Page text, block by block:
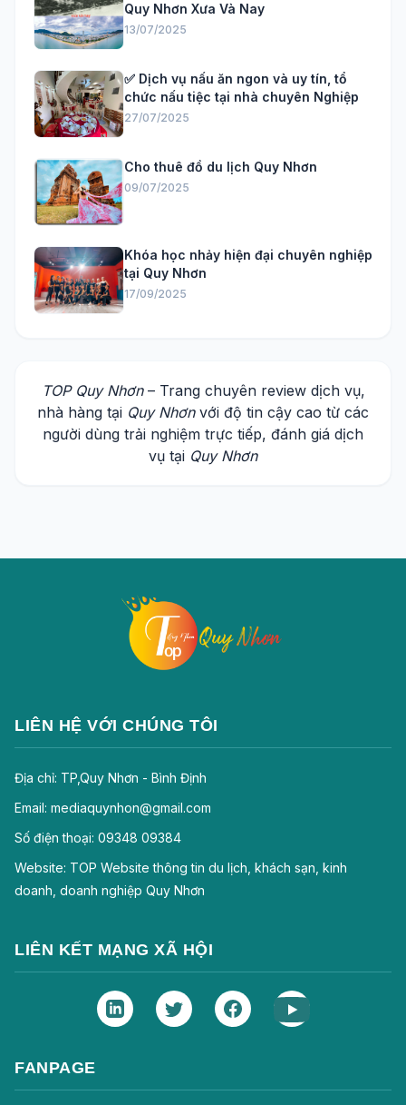
Quy Nhơn Xưa Và Nay
13/07/2025
✅ Dịch vụ nấu ăn ngon và uy tín, tổ
chức nấu tiệc tại nhà chuyên Nghiệp
27/07/2025
Cho thuê đồ du lịch Quy Nhơn
09/07/2025
Khóa học nhảy hiện đại chuyên nghiệp
tại Quy Nhơn
17/09/2025
TOP Quy Nhơn– Trang chuyên review dịch vụ,
nhà hàng tại Quy Nhơnvới độ tin cậy cao từ các
người dùng trải nghiệm trực tiếp, đánh giá dịch
vụ tại Quy Nhơn
LIÊN HỆ VỚI CHÚNG TÔI
Địa chỉ: TP,Quy Nhơn - Bình Định
Email: mediaquynhon@gmail.com
Số điện thoại: 09348 09384
Website: TOP Website thông tin du lịch, khách sạn, kinh
doanh, doanh nghiệp Quy Nhơn
LIÊN KẾT MẠNG XÃ HỘI
FANPAGE